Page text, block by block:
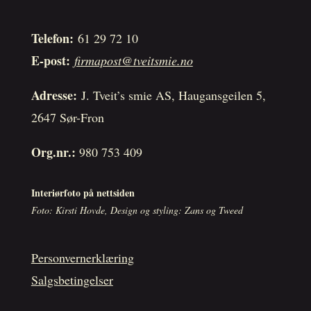
Telefon: 61 29 72 10
E-post: firmapost@tveitsmie.no
Adresse: J. Tveit’s smie AS, Haugansgeilen 5,
2647 Sør-Fron
Org.nr.: 980 753 409
Interiørfoto på nettsiden
Foto: Kirsti Hovde, Design og styling: Zans og Tweed
Personvernerklæring
Salgsbetingelser